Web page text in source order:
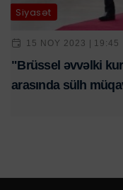
Siyasət
15 NOY 2023 | 19:45
"Brüssel əvvəlki
arasında sülh